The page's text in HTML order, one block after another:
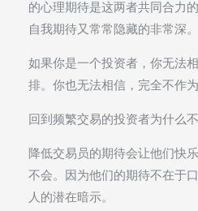
的心理期待是这两者共同合力
自我期待又常常隐藏的非常深。
如果你是一个投资者，你无法
排。你也无法相信，完全不作
回到频繁交易的投资者为什么
降低交易员的期待会让他们快
不会。因为他们的期待不在于
人的潜在暗示。